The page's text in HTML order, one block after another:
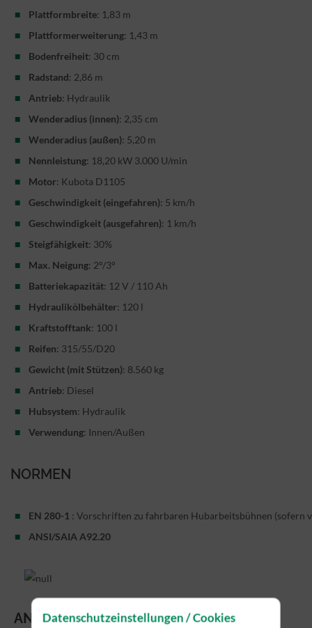
Plattformbreite: 1,83 m
Plattformerweiterung: 1,43 m
Bodenfreiheit: 30 cm
Radstand: 2,86 m
Antrieb: Hydraulik
Wenderadius (innen): 2,35 cm
Wenderadius (außen): 5,20 m
Nennleistung: 18,20 kW 3.000 U/min
Motor: Kubota D1105
Geschwindigkeit (eingefahren): 5 km/h
Geschwindigkeit (ausgefahren): 1 km/h
Steigfähigkeit: 30%
Max. Neigung: 2°/3°
Batteriekapazität: 12 V / 110 Ah
Hydraulikölbehälter: 120 l
Kraftstofftank: 100 l
Reifen: 315/55/D20
Gewicht (mit Stützen): 8.560 kg
Antrieb: Diesel
Hubsystem: Hydraulik
Verwendung: Innen/Außen
NORMEN
EN 280-1 : Vorschriften zu fahrbaren Hubarbeitsbühnen (sofern
ANSI/SAIA A92.20
ANWENDUNGEN
Datenschutzeinstellungen / Cookies